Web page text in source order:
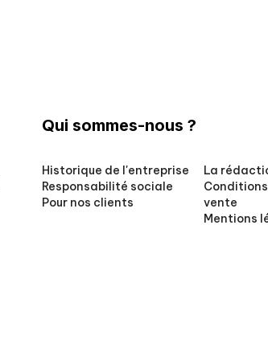
Qui sommes-nous ?
Historique de l'entreprise
Responsabilité sociale
Pour nos clients
La
vente
Mentions